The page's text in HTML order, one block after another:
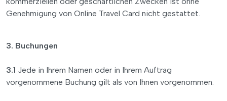
Genehmigung von Online Travel Card nicht gestattet.
3. Buchungen
3.1 Jede in Ihrem Namen oder in Ihrem Auftrag
vorgenommene Buchung gilt als von Ihnen vorgenommen.